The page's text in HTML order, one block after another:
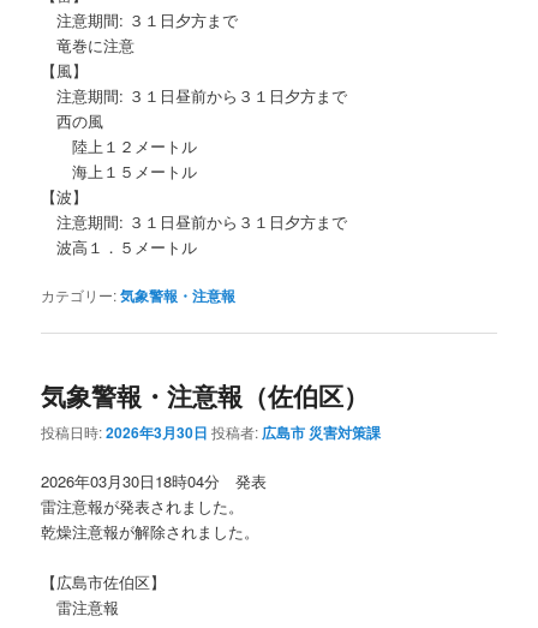
注意期間: ３１日夕方まで
竜巻に注意
【風】
注意期間: ３１日昼前から３１日夕方まで
西の風
陸上１２メートル
海上１５メートル
【波】
注意期間: ３１日昼前から３１日夕方まで
波高１．５メートル
カテゴリー:気象警報・注意報
気象警報・注意報（佐伯区）
投稿日時:2026年3月30日 投稿者: 広島市 災害対策課
2026年03月30日18時04分 発表
雷注意報が発表されました。
乾燥注意報が解除されました。
【広島市佐伯区】
雷注意報